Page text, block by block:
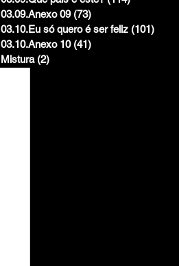
03.09.Anexo 09 (73)
03.10.Eu só quero é ser feliz (101)
03.10.Anexo 10 (41)
Mistura (2)